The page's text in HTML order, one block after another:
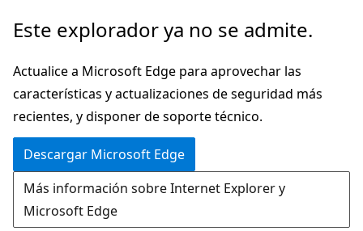
Ir
contenido
principal
Este explorador ya no se admite.
Actualice a Microsoft Edge para aprovechar las
características y actualizaciones de seguridad más
recientes, y disponer de soporte técnico.
Descargar Microsoft Edge
Más información sobre Internet Explorer y
Microsoft Edge